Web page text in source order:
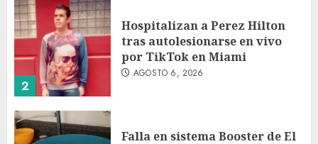
2
Hospitalizan a Perez Hilton
tras autolesionarse en vivo
por TikTok en Miami
AGOSTO 6, 2026
Falla en sistema Booster de El